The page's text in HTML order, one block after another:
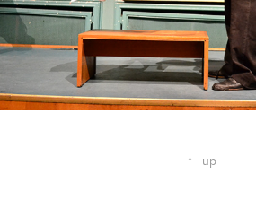
↑ up